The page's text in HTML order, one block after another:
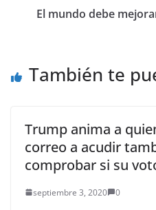
El mundo debe
También te
Trump anima a
correo a acudir
comprobar si su
septiembre 3, 2020 0